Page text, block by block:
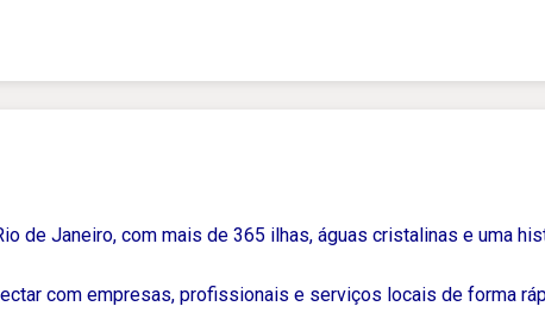
de Janeiro, com mais de 365 ilhas, águas cristalinas e uma
com empresas, profissionais e serviços locais de forma